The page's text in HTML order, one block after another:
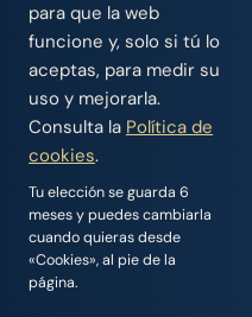
© 2026 Iberian Finance
SYS Finance · Intermediario de
España D744
Aviso legal
Handcrafted by Punk Solutions
para que la web
funcione y, solo si tú lo
aceptas, para medir su
uso y mejorarla.
Consulta la Política de
cookies.
Tu elección se guarda 6
meses y puedes cambiarla
cuando quieras desde
«Cookies», al pie de la
página.